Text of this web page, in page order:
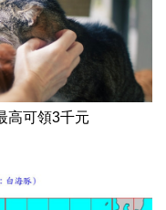
高可領3千元